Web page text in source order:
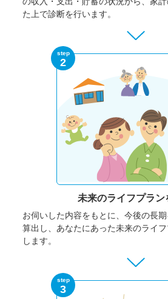
た上で診断を行います。
step
2
未来のライフプラン
お伺いした内容をもとに、今後の長
算出し、あなたにあった未来のライ
します。
step
3